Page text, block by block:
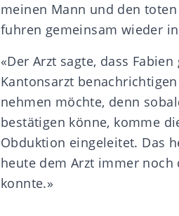
meinen Mann und den
fuhren gemeinsam wieder
«Der Arzt sagte, dass
Kantonsarzt
nehmen möchte, denn
bestätigen könne, komme
Obduktion eingeleitet. Das
heute dem Arzt immer noch
konnte.»